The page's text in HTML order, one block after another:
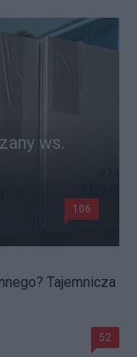
ws.
106
Tajemnicza
52